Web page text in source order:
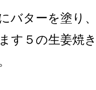
バターを塗り
す５の生姜焼